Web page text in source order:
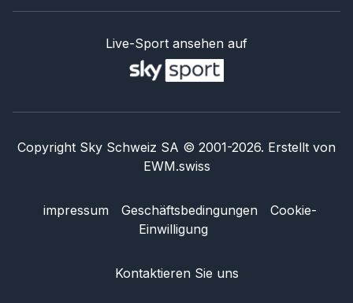
Live-Sport ansehen auf
Copyright Sky Schweiz SA © 2001-2026. Erstellt von
EWM.swiss
impressum Geschäftsbedingungen
Cookie-
Einwilligung
Kontaktieren Sie uns